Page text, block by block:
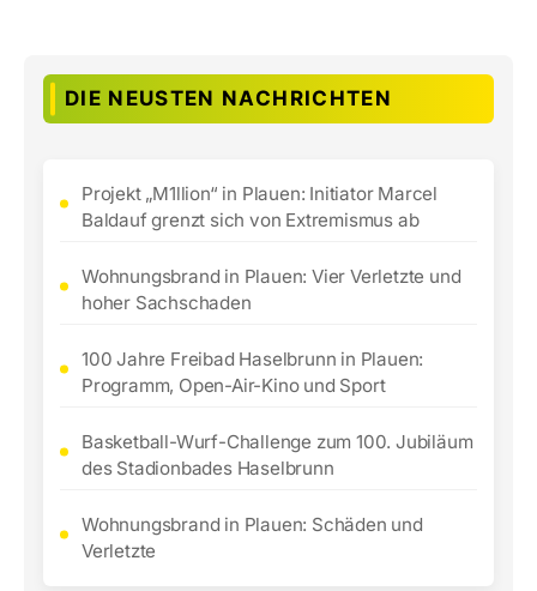
DIE NEUSTEN NACHRICHTEN
Projekt „M1llion“ in Plauen: Initiator Marcel
Baldauf grenzt sich von Extremismus ab
Wohnungsbrand in Plauen: Vier Verletzte und
hoher Sachschaden
100 Jahre Freibad Haselbrunn in Plauen:
Programm, Open-Air-Kino und Sport
Basketball-Wurf-Challenge zum 100. Jubiläum
des Stadionbades Haselbrunn
Wohnungsbrand in Plauen: Schäden und
Verletzte